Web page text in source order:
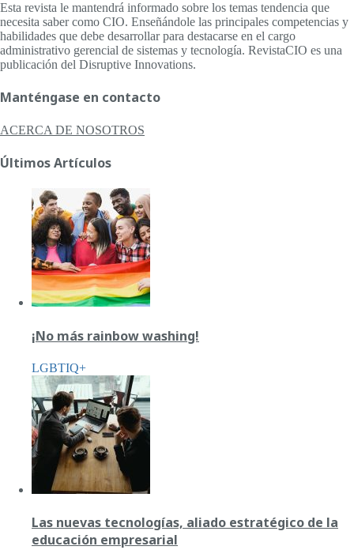
Esta revista le mantendrá informado sobre los temas tendencia que
necesita saber como CIO. Enseñándole las principales competencias y
habilidades que debe desarrollar para destacarse en el cargo
administrativo gerencial de sistemas y tecnología. RevistaCIO es una
publicación del Disruptive Innovations.
Manténgase en contacto
ACERCA DE NOSOTROS
Últimos Artículos
¡No más rainbow washing!
LGBTIQ+
Las nuevas tecnologías, aliado estratégico de la
educación empresarial